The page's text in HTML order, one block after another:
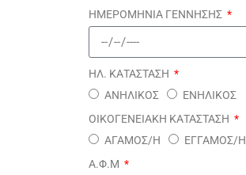
ΗΜΕΡΟΜΗΝΙΑ ΓΕΝΝΗΣΗΣ
ΗΛ. ΚΑΤΑΣΤΑΣΗ
ΑΝΗΛΙΚΟΣ
ΕΝΗΛΙΚΟΣ
ΟΙΚΟΓΕΝΕΙΑΚΗ ΚΑΤΑΣΤΑΣΗ
ΑΓΑΜΟΣ/Η
ΕΓΓΑΜΟΣ/Η
Α.Φ.Μ